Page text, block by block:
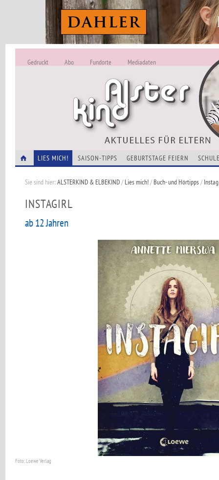
ALSTERKIND -
Alles Neu
Gedruckt Abo Fundorte Mediadaten
LIES MICH! SAISON-TIPPS GEBURTSTAGE FEIERN
Sie sind hier:ALSTERKIND & ELBEKIND/Lies mich!/Buch- und Hörtipps/
INSTAGIRL
ab 12 Jahren
Foto: Loewe Verlag